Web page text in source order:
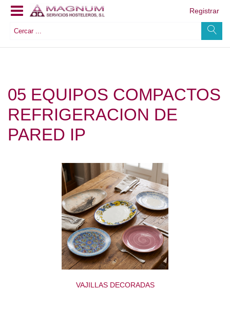
Registrar
05 EQUIPOS COMPACTOS
REFRIGERACION DE
PARED IP
VAJILLAS DECORADAS